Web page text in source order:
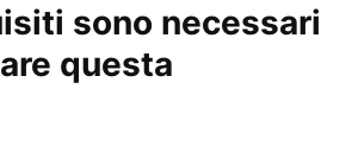
sono necessari
questa